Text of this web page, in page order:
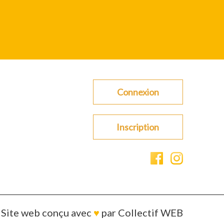
Connexion
Inscription
Site web conçu avec ♥ par Collectif WEB